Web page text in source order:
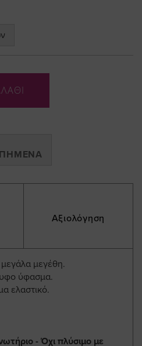
Αξιολόγηση
μεγέθη.
ύφασμα.
ελαστικό.
- Όχι πλύσιμο με